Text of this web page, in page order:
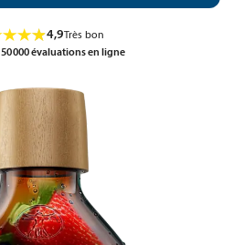
4,9Très bon
50 000 évaluations en ligne